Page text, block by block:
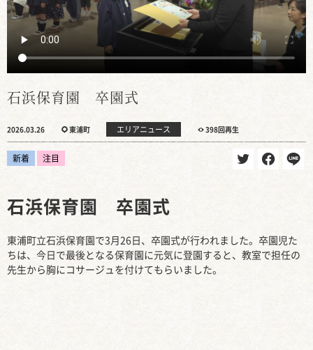
石浜保育園 卒園式
2026.03.26 東浦町 エリアニュース 398回再生
新着 注目
石浜保育園 卒園式
東浦町立石浜保育園で3月26日、卒園式が行われました。卒園児た
ちは、今日で最後となる保育園に元気に登園すると、教室で担任の
先生から胸にコサージュを付けてもらいました。